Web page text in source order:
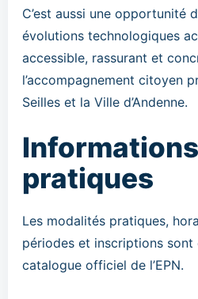
C’est aussi une opportunité
évolutions technologiques
accessible, rassurant et
l’accompagnement citoyen
Seilles et la Ville d’Andenne.
Informations
pratiques
Les modalités pratiques,
périodes et inscriptions sont
catalogue officiel de l’EPN.